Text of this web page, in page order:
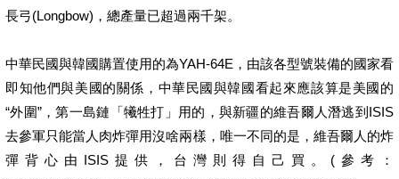
長弓(Longbow)，總產量已超過兩千架。
中華民國與韓國購置使用的為YAH-64E，由該各型號裝備的國家看
即知他們與美國的關係，中華民國與韓國看起來應該算是美國的
“外圍”，第一島鏈「犧牲打」用的，與新疆的維吾爾人潛逃到ISIS
去參軍只能當人肉炸彈用沒啥兩樣，唯一不同的是，維吾爾人的炸
彈背心由ISIS提供，台灣則得自己買。(參考：